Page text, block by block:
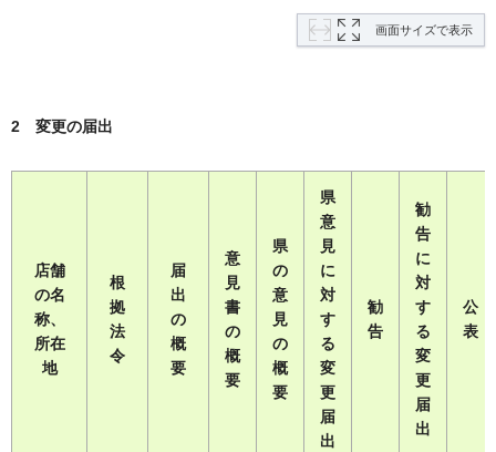
画面サイズで表示
2 変更の届出
店舗
の名
称、
所在
地
根
拠
法
令
届
出
の
概
要
意
見
書
の
概
要
県
の
意
見
の
概
要
県
意
見
に
対
す
る
変
更
届
出
勧
告
勧
告
に
対
す
る
変
更
届
出
公
表